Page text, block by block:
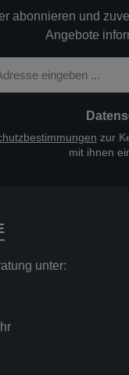
abonnieren und
Angebote
zur
mit ihnen
unter: